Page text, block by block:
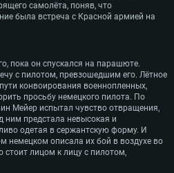
самолёта, поняв, что
была встреча с Красной армией на
пока он спускался на парашюте.
с пилотом, превзошедшим его. Лётное
конвоирования военнопленных,
просьбу немецкого пилота. По
Мейер испытал чувство отвращения,
ним предстала невысокая и
одетая в сержантскую форму. И
немецком описала их бой в воздухе во
стоит лицом к лицу с пилотом,